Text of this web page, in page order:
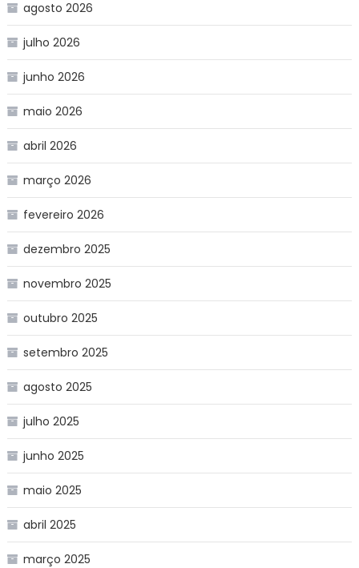
agosto 2026
julho 2026
junho 2026
maio 2026
abril 2026
março 2026
fevereiro 2026
dezembro 2025
novembro 2025
outubro 2025
setembro 2025
agosto 2025
julho 2025
junho 2025
maio 2025
abril 2025
março 2025